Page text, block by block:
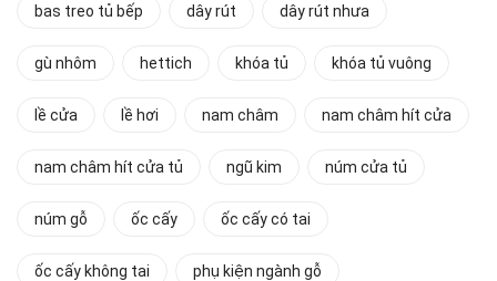
bas treo tủ bếp dây rút dây rút nhưa
gù nhôm hettich khóa tủ khóa tủ vuông
lề cửa lề hơi nam châm nam châm hít cửa
nam châm hít cửa tủ ngũ kim núm cửa tủ
núm gỗ ốc cấy ốc cấy có tai
ốc cấy không tai phụ kiện ngành gỗ